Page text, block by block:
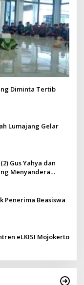
Diminta Tertib
Lumajang Gelar
Gus Yahya dan
Menyandera
Penerima Beasiswa
eLKISI Mojokerto